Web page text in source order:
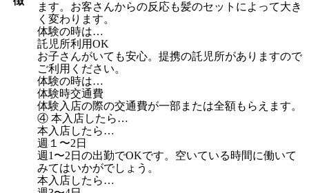
ます。お客さんからの反応も髪のセットによって大き
く変わります。
体験の時は…
託児所利用OK
お子さんがいても安心。提携の託児所がありますので
ご利用ください。
体験の時は…
体験時交通費
体験入店の際の交通費が一部または全額もらえます。
④ 本入店したら…
本入店したら…
週１〜2日
週1〜2日の出勤でOKです。空いている時間に働いて
みてはいかがでしょう。
本入店したら…